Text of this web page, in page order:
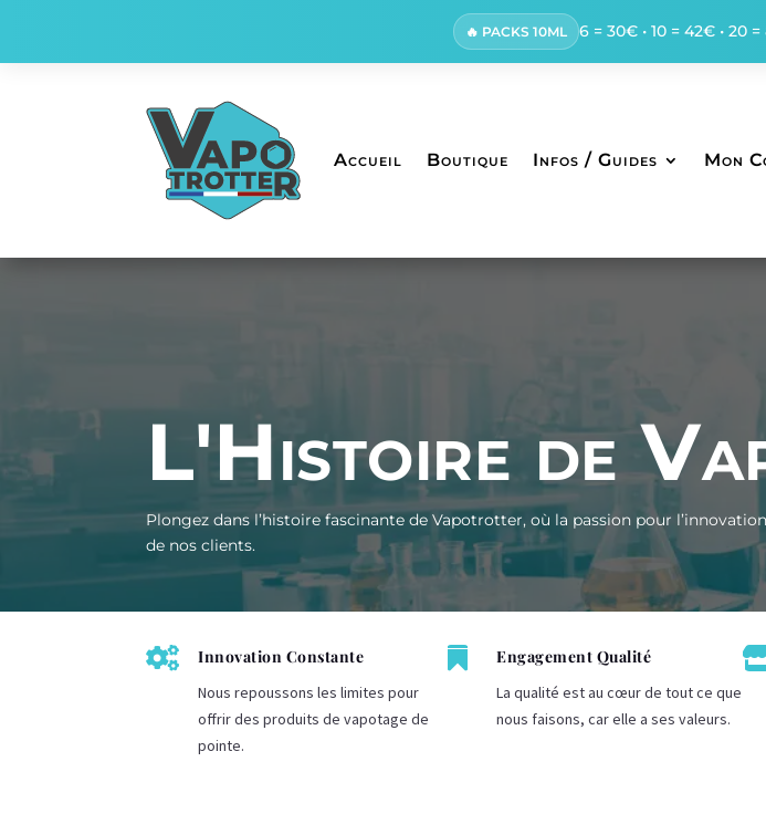
🔥 PACKS 10ML 6 = 30€ • 10 = 42€ • 20
Accueil Boutique Infos / Guides Mon
L'Histoire de
Plongez dans l’histoire fascinante de Vapotrotter, où la passion pour
de nos clients.
 Innovation Constante
Nous repoussons les limites pour
offrir des produits de vapotage de
pointe.
 Engagement Qualité
La qualité est au cœur de tout ce que
nous faisons, car elle a ses valeurs.